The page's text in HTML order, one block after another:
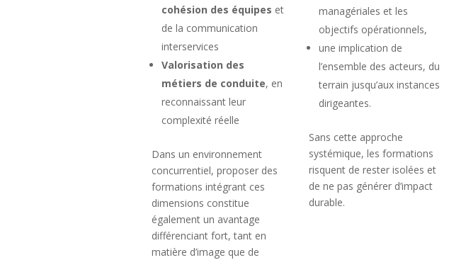
cohésion des équipes et
de la communication
interservices
Valorisation des
métiers de conduite, en
reconnaissant leur
complexité réelle
Dans un environnement
concurrentiel, proposer des
formations intégrant ces
dimensions constitue
également un avantage
différenciant fort, tant en
matière d’image que de
managériales et les
objectifs opérationnels,
une implication de
l’ensemble des acteurs, du
terrain jusqu’aux instances
dirigeantes.
Sans cette approche
systémique, les formations
risquent de rester isolées et
de ne pas générer d’impact
durable.